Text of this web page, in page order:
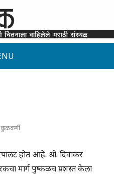
कुळकर्णी
होत आहे. श्री. दिवाकर
मार्ग पुष्कळच प्रशस्त केला